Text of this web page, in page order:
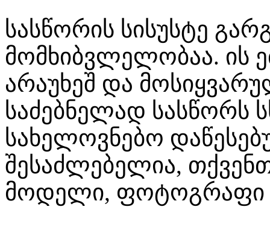
სასწორის სისუსტე
მომხიბვლელობაა. ის
არაუხეშ და
საძებნელად სასწორს
სახელოვნებო
შესაძლებელია,
მოდელი, ფოტოგრაფი